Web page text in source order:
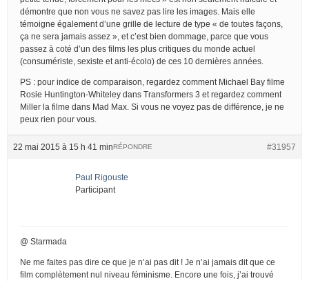
démontre que non vous ne savez pas lire les images. Mais elle
témoigne également d’une grille de lecture de type « de toutes façons,
ça ne sera jamais assez », et c’est bien dommage, parce que vous
passez à coté d’un des films les plus critiques du monde actuel
(consumériste, sexiste et anti-écolo) de ces 10 dernières années.
PS : pour indice de comparaison, regardez comment Michael Bay filme
Rosie Huntington-Whiteley dans Transformers 3 et regardez comment
Miller la filme dans Mad Max. Si vous ne voyez pas de différence, je ne
peux rien pour vous.
22 mai 2015 à 15 h 41 min #31957
RÉPONDRE
Paul Rigouste
Participant
@ Starmada
Ne me faites pas dire ce que je n’ai pas dit ! Je n’ai jamais dit que ce
film complètement nul niveau féminisme. Encore une fois, j’ai trouvé